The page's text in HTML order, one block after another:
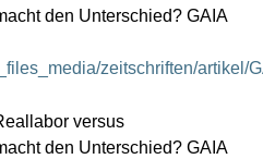
den Unterschied? GAIA
zeitschriften/artikel/
versus
den Unterschied? GAIA